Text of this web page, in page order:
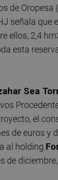
de
señala
ellos, 2,4
esta
Sea
el
de euros y
al holding
de